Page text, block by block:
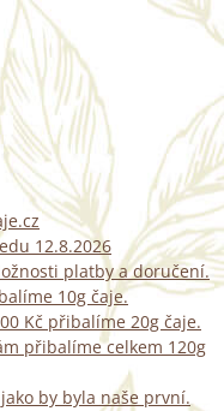
12.8.2026
platby a doručení.
10g čaje.
Kč přibalíme 20g čaje.
přibalíme celkem 120g
by byla naše první.